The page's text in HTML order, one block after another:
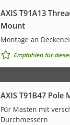
AXIS T91A13
Mount
Montage an
Empfohlen für
AXIS T91B47 Pole
Für Masten mit
Durchmessern